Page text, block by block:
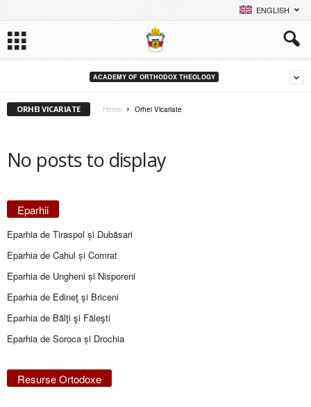
ENGLISH
ACADEMY OF ORTHODOX THEOLOGY
ORHEI VICARIATE Home Orhei Vicariate
No posts to display
Eparhii
Eparhia de Tiraspol și Dubăsari
Eparhia de Cahul și Comrat
Eparhia de Ungheni și Nisporeni
Eparhia de Edineţ şi Briceni
Eparhia de Bălţi şi Făleşti
Eparhia de Soroca și Drochia
Resurse Ortodoxe